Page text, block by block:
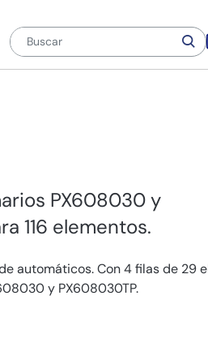
PX608030 y
116 elementos.
automáticos. Con 4 filas de 29
y PX608030TP.